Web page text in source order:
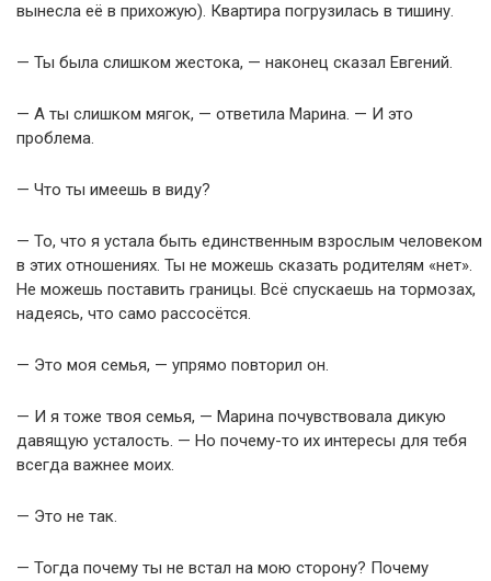
вынесла её в прихожую). Квартира погрузилась в тишину.
— Ты была слишком жестока, — наконец сказал Евгений.
— А ты слишком мягок, — ответила Марина. — И это
проблема.
— Что ты имеешь в виду?
— То, что я устала быть единственным взрослым человеком
в этих отношениях. Ты не можешь сказать родителям «нет».
Не можешь поставить границы. Всё спускаешь на тормозах,
надеясь, что само рассосётся.
— Это моя семья, — упрямо повторил он.
— И я тоже твоя семья, — Марина почувствовала дикую
давящую усталость. — Но почему-то их интересы для тебя
всегда важнее моих.
— Это не так.
— Тогда почему ты не встал на мою сторону? Почему